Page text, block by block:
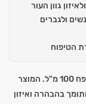
גוון העור
ולגברים
הטיפוח
סבון בר לפיגמנטציה מסדרת Retin A של GIGI, בנפח 100 מ"ל. המוצר
בהבהרה ואיזון